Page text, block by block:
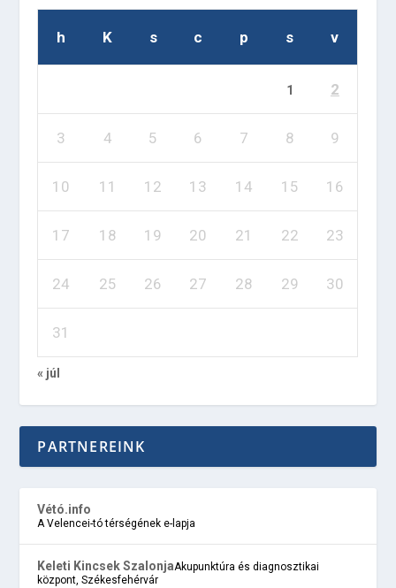
h K s c p s v
1 2
3 4 5 6 7 8 9
10 11 12 13 14 15 16
17 18 19 20 21 22 23
24 25 26 27 28 29 30
31
« júl
PARTNEREINK
Vétó.info
A Velencei-tó térségének e-lapja
Keleti Kincsek SzalonjaAkupunktúra és diagnosztikai
központ, Székesfehérvár